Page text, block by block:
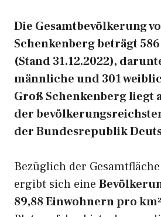
Die Gesamtbevölkerung
Schenkenberg beträgt
(Stand 31.12.2022),
männliche und 301
Groß Schenkenberg liegt
der
der Bundesrepublik
Bezüglich der
ergibt sich eine
89,88 Einwohnern pro km²